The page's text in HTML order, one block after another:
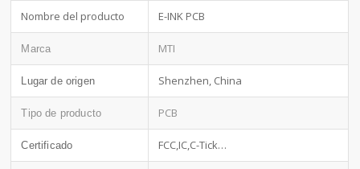
Nombre del producto E-INK PCB
Marca MTI
Lugar de origen Shenzhen, China
Tipo de producto PCB
Certificado FCC,IC,C-Tick…